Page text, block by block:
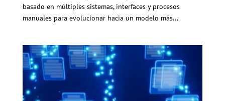
basado en múltiples sistemas, interfaces y procesos
manuales para evolucionar hacia un modelo más...